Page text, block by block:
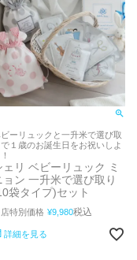
ーリュックと一升米で選び取
で１歳のお誕生日をお祝いしよ
ェリ ベビーリュック ミ
ョン 一升米で選び取り
袋タイプ)セット
店特別価格 ¥9,980税込
詳細を見る